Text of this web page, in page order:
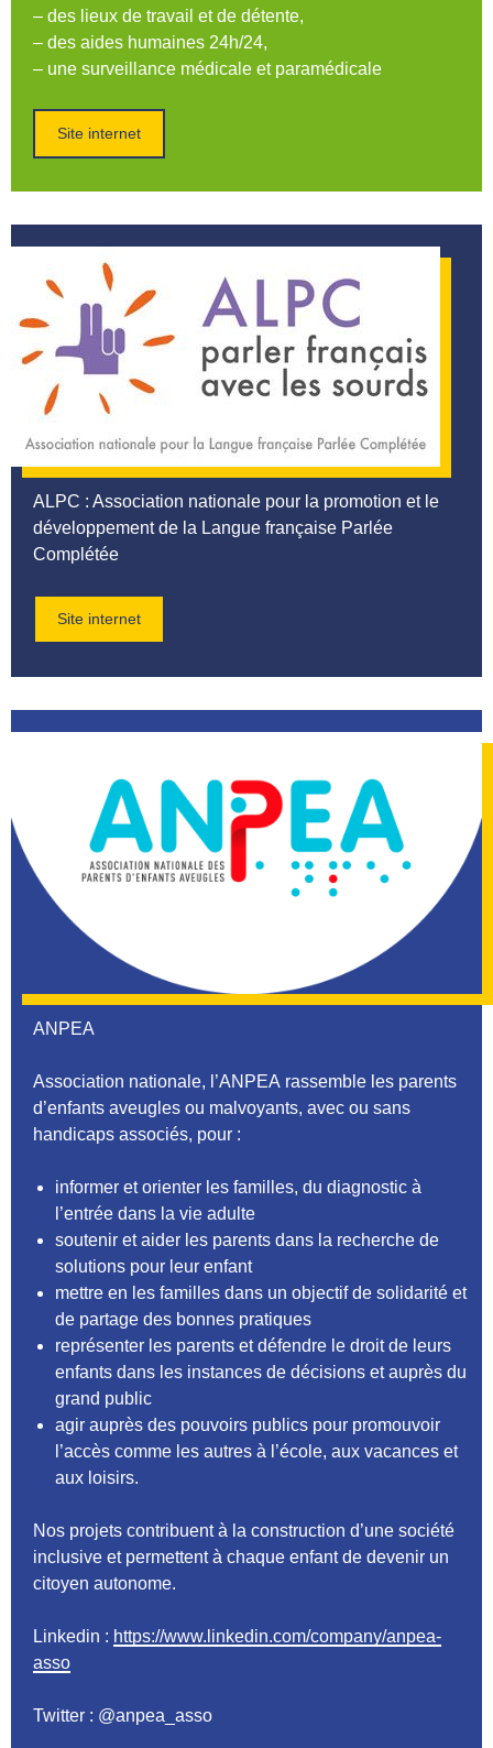
– des lieux de travail et de détente,
– des aides humaines 24h/24,
– une surveillance médicale et paramédicale
Site internet
ALPC : Association nationale pour la promotion et le
développement de la Langue française Parlée
Complétée
Site internet
ANPEA
Association nationale, l’ANPEA rassemble les parents
d’enfants aveugles ou malvoyants, avec ou sans
handicaps associés, pour :
informer et orienter les familles, du diagnostic à
l’entrée dans la vie adulte
soutenir et aider les parents dans la recherche de
solutions pour leur enfant
mettre en les familles dans un objectif de solidarité et
de partage des bonnes pratiques
représenter les parents et défendre le droit de leurs
enfants dans les instances de décisions et auprès du
grand public
agir auprès des pouvoirs publics pour promouvoir
l’accès comme les autres à l’école, aux vacances et
aux loisirs.
Nos projets contribuent à la construction d’une société
inclusive et permettent à chaque enfant de devenir un
citoyen autonome.
Linkedin : https://www.linkedin.com/company/anpea-
asso
Twitter : @anpea_asso